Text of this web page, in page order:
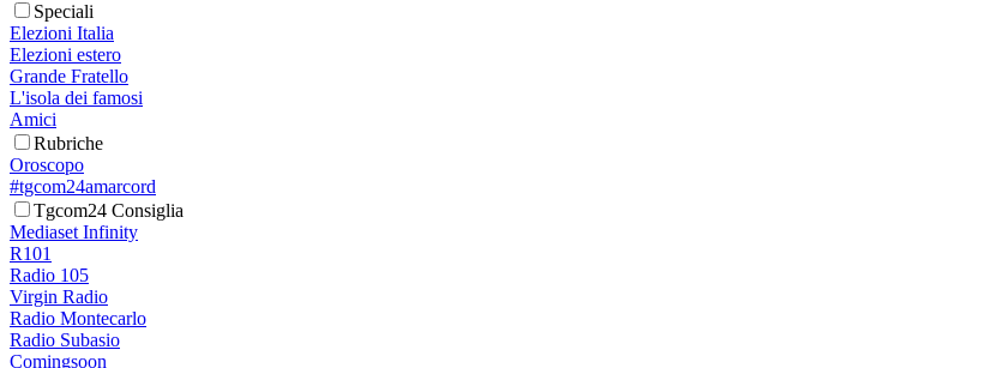
Speciali
Elezioni Italia
Elezioni estero
Grande Fratello
L'isola dei famosi
Amici
Rubriche
Oroscopo
#tgcom24amarcord
Tgcom24 Consiglia
Mediaset Infinity
R101
Radio 105
Virgin Radio
Radio Montecarlo
Radio Subasio
Comingsoon